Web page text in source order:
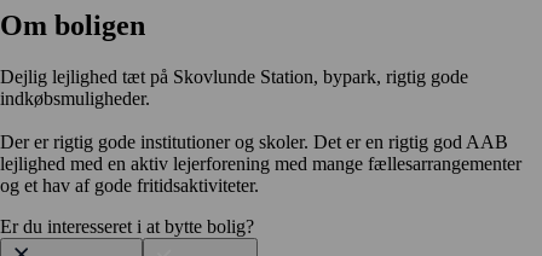
Om boligen
Dejlig lejlighed tæt på Skovlunde Station, bypark, rigtig gode
indkøbsmuligheder.
Der er rigtig gode institutioner og skoler. Det er en rigtig god AAB
lejlighed med en aktiv lejerforening med mange fællesarrangementer
og et hav af gode fritidsaktiviteter.
Er du interesseret i at bytte bolig?